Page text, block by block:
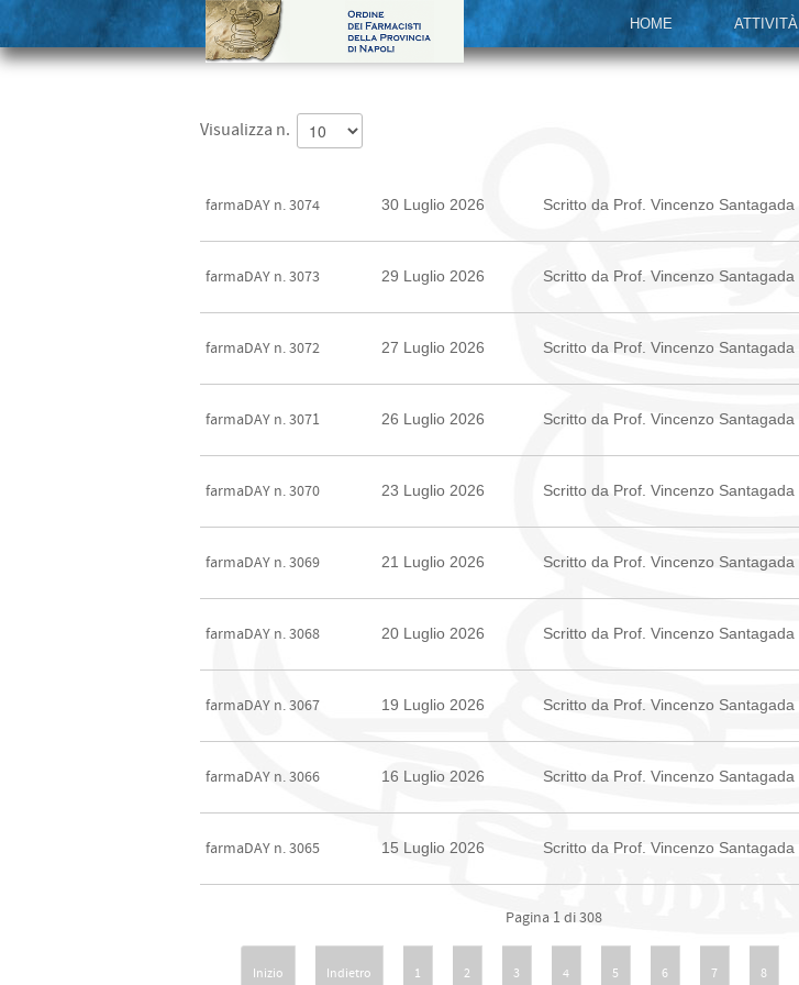
HOME ATTIVITÀ
Visualizza n.
farmaDAY n. 3074 30 Luglio 2026 Scritto da Prof. Vincenzo Santagada
farmaDAY n. 3073 29 Luglio 2026 Scritto da Prof. Vincenzo Santagada
farmaDAY n. 3072 27 Luglio 2026 Scritto da Prof. Vincenzo Santagada
farmaDAY n. 3071 26 Luglio 2026 Scritto da Prof. Vincenzo Santagada
farmaDAY n. 3070 23 Luglio 2026 Scritto da Prof. Vincenzo Santagada
farmaDAY n. 3069 21 Luglio 2026 Scritto da Prof. Vincenzo Santagada
farmaDAY n. 3068 20 Luglio 2026 Scritto da Prof. Vincenzo Santagada
farmaDAY n. 3067 19 Luglio 2026 Scritto da Prof. Vincenzo Santagada
farmaDAY n. 3066 16 Luglio 2026 Scritto da Prof. Vincenzo Santagada
farmaDAY n. 3065 15 Luglio 2026 Scritto da Prof. Vincenzo Santagada
Pagina 1 di 308
Inizio Indietro 1 2 3 4 5 6 7 8